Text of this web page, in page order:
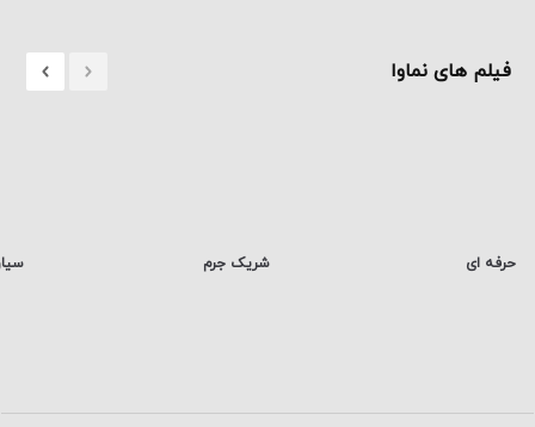
فیلم های نماوا
حرفه ای شریک جرم